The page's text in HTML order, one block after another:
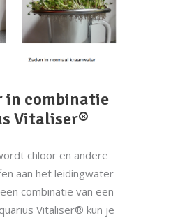
in combinatie
Vitaliser®
chloor en andere
aan het leidingwater
combinatie van een
Vitaliser® kun je